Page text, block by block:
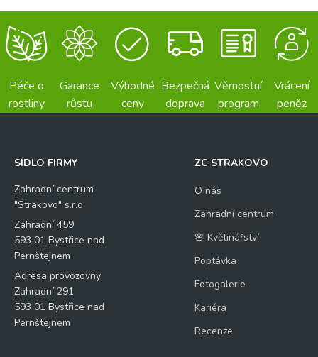
Péče o
rostliny
Garance
růstu
Výhodné
ceny
Bezpečná
doprava
Věrnostní
program
Vrácení
peněz
SÍDLO FIRMY
Zahradní centrum
"Strakovo" s.r.o
Zahradní 459
593 01 Bystřice nad
Pernštejnem
Adresa provozovny:
Zahradní 291
593 01 Bystřice nad
Pernštejnem
ZC STRAKOVO
O nás
Zahradní centrum
🌸 Květinářství
Poptávka
Fotogalerie
Kariéra
Recenze